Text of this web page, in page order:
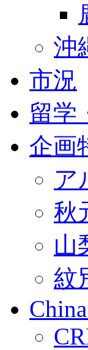
沖
市況
留学
企画
ア
秋
山
紋